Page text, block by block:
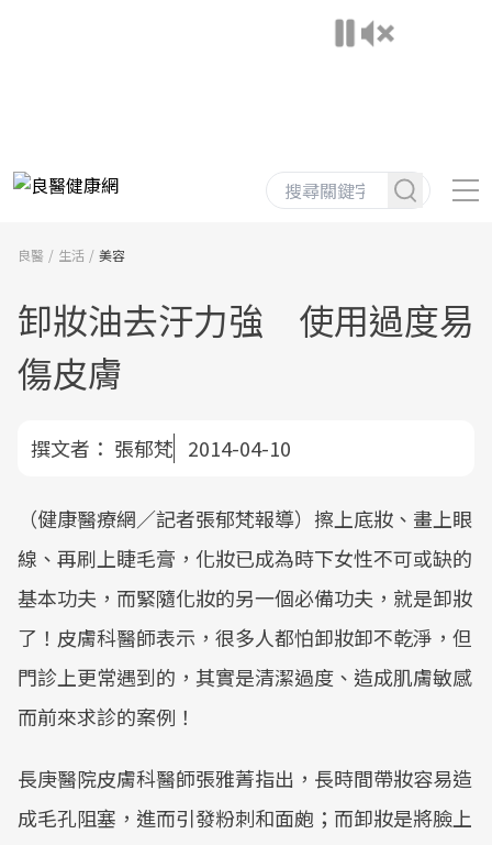
良醫 生活 美容
卸妝油去汙力強 使用過度易
傷皮膚
撰文者： 張郁梵 2014-04-10
（健康醫療網／記者張郁梵報導）擦上底妝、畫上眼
線、再刷上睫毛膏，化妝已成為時下女性不可或缺的
基本功夫，而緊隨化妝的另一個必備功夫，就是卸妝
了！皮膚科醫師表示，很多人都怕卸妝卸不乾淨，但
門診上更常遇到的，其實是清潔過度、造成肌膚敏感
而前來求診的案例！
長庚醫院皮膚科醫師張雅菁指出，長時間帶妝容易造
成毛孔阻塞，進而引發粉刺和面皰；而卸妝是將臉上